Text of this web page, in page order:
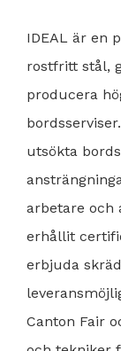
IDEAL är en
rostfritt stål,
producera
utsökta
arbetare och
erhållit
erbjuda
Canton Fair